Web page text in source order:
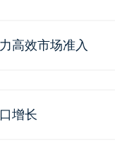
高效市场准入
增长